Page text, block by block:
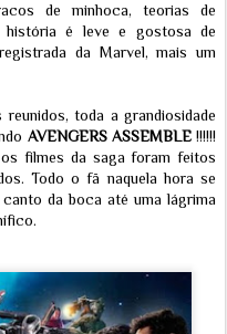
de minhoca, teorias de
história é leve e gostosa de
da Marvel, mais um
toda a grandiosidade
AVENGERS ASSEMBLE!!!!!!
filmes da saga foram feitos
Todo o fã naquela hora se
da boca até uma lágrima